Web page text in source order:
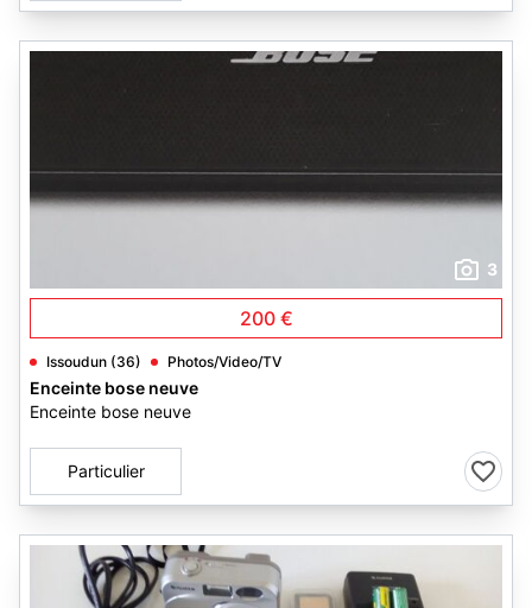
3
200 €
Issoudun (36) Photos/Video/TV
Enceinte bose neuve
Enceinte bose neuve
Particulier